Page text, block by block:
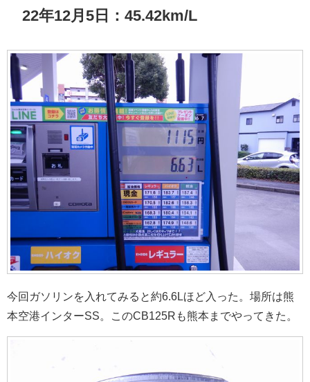
22年12月5日：45.42km/L
今回ガソリンを入れてみると約6.6Lほど入った。場所は熊
本空港インターSS。このCB125Rも熊本までやってきた。